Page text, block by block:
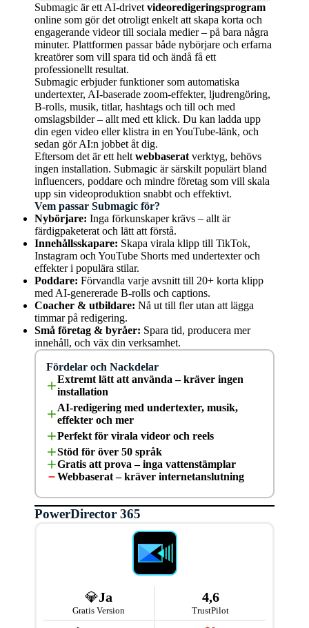
funktioner och verktyg, såsom klippning,
övergångar, färgkorrigering, ljudredigering och
specialeffekter. Vi testar både grundläggande
och avancerade funktioner för att se hur de
fungerar i praktiken.
Prestanda:Vi utvärderar programmets
prestanda genom att testa det på olika
hårdvarukonfigurationer. Detta inkluderar tester
på både äldre och nyare datorer för att se hur
programmet hanterar olika projekt, inklusive
redigering av HD- och 4K-videor.
Filkompatibilitet:Vi testar vilka videoformat
programmet kan importera och exportera, och
om det finns några begränsningar. Detta är
viktigt för att säkerställa att programmet kan
arbeta med de vanligaste filtyperna som
användarna behöver.
Support och uppdateringar:Vi bedömer
kvaliteten på teknisk support och tillgången till
resurser som tutorials, forum och
hjälpdokumentation. Vi tittar också på hur ofta
programmet uppdateras med nya funktioner och
buggfixar.
Pris:Vi jämför programmets pris med dess
funktioner och prestanda för att avgöra om det
ger bra värde för pengarna. Vi tar också hänsyn
till eventuella abonnemangskostnader och
uppdateringsavgifter.
utvärderingsprocess säkerställer vi att våra
recensioner är objektiva, noggranna och
användbara för våra läsare.
Submagic är ett AI-drivet videoredigeringsprogram
online som gör det otroligt enkelt att skapa korta och
engagerande videor till sociala medier – på bara några
minuter. Plattformen passar både nybörjare och erfarna
kreatörer som vill spara tid och ändå få ett
professionellt resultat.
Submagic erbjuder funktioner som automatiska
undertexter, AI-baserade zoom-effekter, ljudrengöring,
B-rolls, musik, titlar, hashtags och till och med
omslagsbilder – allt med ett klick. Du kan ladda upp
din egen video eller klistra in en YouTube-länk, och
sedan gör AI:n jobbet åt dig.
Eftersom det är ett helt webbaserat verktyg, behövs
ingen installation. Submagic är särskilt populärt bland
influencers, poddare och mindre företag som vill skala
upp sin videoproduktion snabbt och effektivt.
Vem passar Submagic för?
Nybörjare: Inga förkunskaper krävs – allt är
färdigpaketerat och lätt att förstå.
Innehållsskapare: Skapa virala klipp till TikTok,
Instagram och YouTube Shorts med undertexter och
effekter i populära stilar.
Poddare: Förvandla varje avsnitt till 20+ korta klipp
med AI-genererade B-rolls och captions.
Coacher & utbildare: Nå ut till fler utan att lägga
timmar på redigering.
Små företag & byråer: Spara tid, producera mer
innehåll, och väx din verksamhet.
Fördelar och Nackdelar
Extremt lätt att använda – kräver ingen
installation
AI-redigering med undertexter, musik,
effekter och mer
Perfekt för virala videor och reels
Stöd för över 50 språk
Gratis att prova – inga vattenstämplar
Webbaserat – kräver internetanslutning
PowerDirector 365
💎Ja
Gratis Version
4,6
TrustPilot